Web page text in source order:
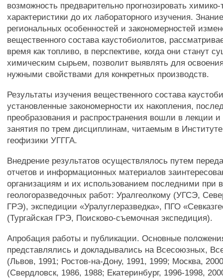
возможность предварительно прогнозировать химико-
характеристики до их лабораторного изучения.
региональных особенностей и закономерностей
вещественного состава каустобиолитов,
время как топливо, в перспективе, когда они станут
химическим сырьем, позволит выявлять для
нужными свойствами для конкретных производств.
Результаты изучения вещественного состава
установленные закономерности их накопления,
преобразования и распространения вошли в лекции
занятия по трем дисциплинам, читаемым в Институте
геофизики УГГГА.
Внедрение результатов осуществлялось путем
отчетов и информационных материалов
организациям и их использованием последними при
геологоразведочных работ: Уралгеолкому (УГСЭ,
ГРЭ), экспедиции «Уралуглеразведка», ПГО
(Тургайская ГРЭ, Поисково-съемочная экспедиция).
Апробация работы и публикации. Основные
представлялись и докладывались на Всесоюзных,
(Львов, 1991; Ростов-на-Дону, 1991, 1999; Москва,
(Свердловск, 1986, 1988; Екатеринбург, 1996-1998,